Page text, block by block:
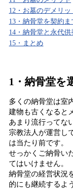
12・お墓のデメリッ
13・納骨堂を契約
14・納骨堂と永代
15・まとめ
1・納骨堂を
多くの納骨堂は室
建物も古くなると
あまり流行ってな
宗教法人が運営し
は当たり前です。
せっかくご納骨い
てはいけません。
納骨堂の経営状況
的にも継続するよ